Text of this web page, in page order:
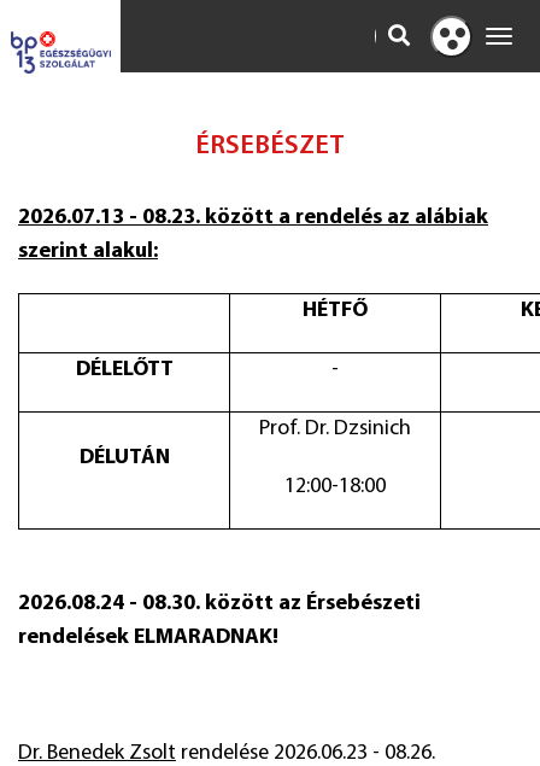
KERESÉS
Kontraszt
nézet
ÉRSEBÉSZET
2026.07.13 - 08.23. között a rendelés az alábiak
szerint alakul:
HÉTFŐ
DÉLELŐTT -
DÉLUTÁN
Prof. Dr. Dzsinich
12:00-18:00
2026.08.24 - 08.30. között az Érsebészeti
rendelések ELMARADNAK!
Dr. Benedek Zsolt rendelése 2026.06.23 - 08.26.